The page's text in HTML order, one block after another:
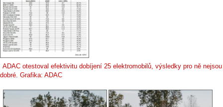
ADAC otestoval efektivitu dobíjení 25 elektromobilů, výsledky pro ně nejsou
dobré. Grafika: ADAC